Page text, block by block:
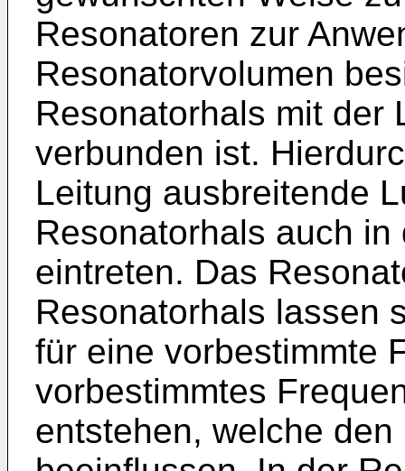
Resonatoren zur
Resonatorvolumen
Resonatorhals mit der
verbunden ist.
Leitung ausbreitende
Resonatorhals auch
eintreten. Das
Resonatorhals lassen
für eine vorbestimmte
vorbestimmtes
entstehen, welche